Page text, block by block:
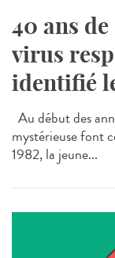
40 ans
virus
identifié
Au début des
mystérieuse font
1982, la jeune...